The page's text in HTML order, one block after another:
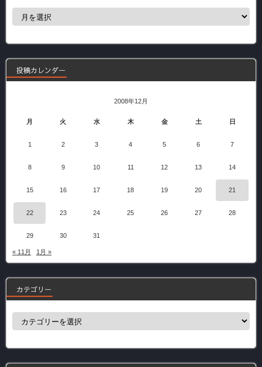
事
投稿カレンダー
2008年12月
月 火 水 木 金 土 日
1 2 3 4 5 6 7
8 9 10 11 12 13 14
15 16 17 18 19 20 21
22 23 24 25 26 27 28
29 30 31
« 11月 1月 »
カテゴリー
ー